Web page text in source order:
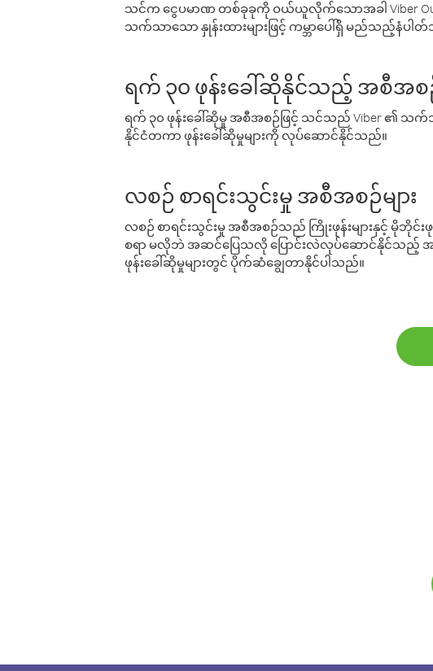
သင်က ငွေပမာဏ တစ်ခုခုကို ဝယ်ယူလိုက်သောအခါ Viber
သက်သာသော နှုန်းထားများဖြင့် ကမ္ဘာပေါ်ရှိ မည်သည့်နံပါ
ရက် ၃၀ ဖုန်းခေါ်ဆိုနိုင်သည့် အစီအစဉ်
ရက် ၃၀ ဖုန်းခေါ်ဆိုမှု အစီအစဉ်ဖြင့် သင်သည် Viber ၏ သက်
နိုင်ငံတကာ ဖုန်းခေါ်ဆိုမှုများကို လုပ်ဆောင်နိုင်သည်။
လစဉ် စာရင်းသွင်းမှု အစီအစဉ်များ
လစဉ် စာရင်းသွင်းမှု အစီအစဉ်သည် ကြိုးဖုန်းများနှင့် မိုဘိုင်
စရာ မလိုဘဲ အဆင်ပြေသလို ပြောင်းလဲလုပ်ဆောင်နိုင်သည့် အ
ဖုန်းခေါ်ဆိုမှုများတွင် ပိုက်ဆံချွေတာနိုင်ပါသည်။